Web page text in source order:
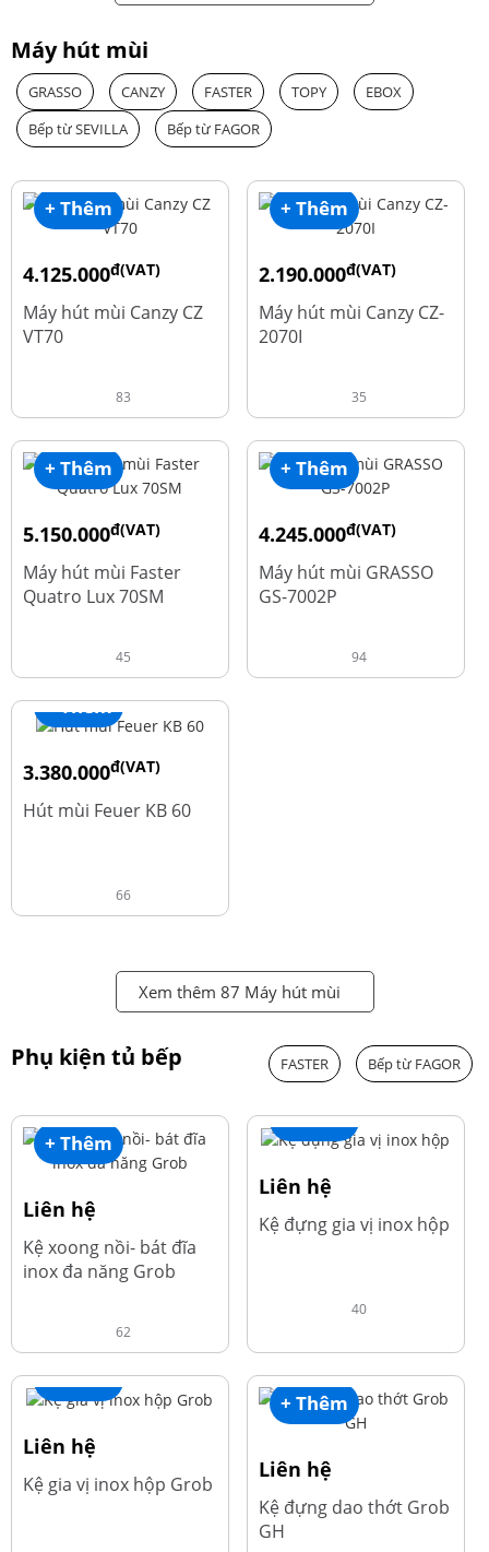
Máy hút mùi
GRASSO CANZY FASTER TOPY
EBOX
Bếp từ SEVILLA
Bếp từ FAGOR
+ Thêm
4.125.000đ(VAT)
8.500.000
Máy hút mùi Canzy CZ
VT70
83
+ Thêm
2.190.000đ(VAT)
4.450.000
Máy hút mùi Canzy CZ-
2070I
35
+ Thêm
5.150.000đ(VAT)
9.700.000
Máy hút mùi Faster
Quatro Lux 70SM
45
+ Thêm
4.245.000đ(VAT)
5.660.000
Máy hút mùi GRASSO
GS-7002P
94
+ Thêm
3.380.000đ(VAT)
Hút mùi Feuer KB 60
66
Xem thêm 87 Máy hút mùi
Phụ kiện tủ bếp FASTER Bếp từ FAGOR
+ Thêm
Liên hệ
Kệ xoong nồi- bát đĩa
inox đa năng Grob
62
+ Thêm
Liên hệ
Kệ đựng gia vị inox hộp
40
+ Thêm
Liên hệ
Kệ gia vị inox hộp Grob
+ Thêm
Liên hệ
Kệ đựng dao thớt Grob
GH